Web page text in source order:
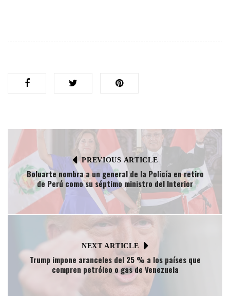
PREVIOUS ARTICLE
Boluarte nombra a un general de la Policía en retiro
de Perú como su séptimo ministro del Interior
NEXT ARTICLE
Trump impone aranceles del 25 % a los países que
compren petróleo o gas de Venezuela